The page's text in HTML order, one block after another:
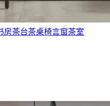
房茶台茶桌椅言窗茶室